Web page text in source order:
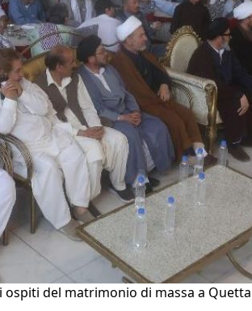
ospiti del matrimonio di massa a